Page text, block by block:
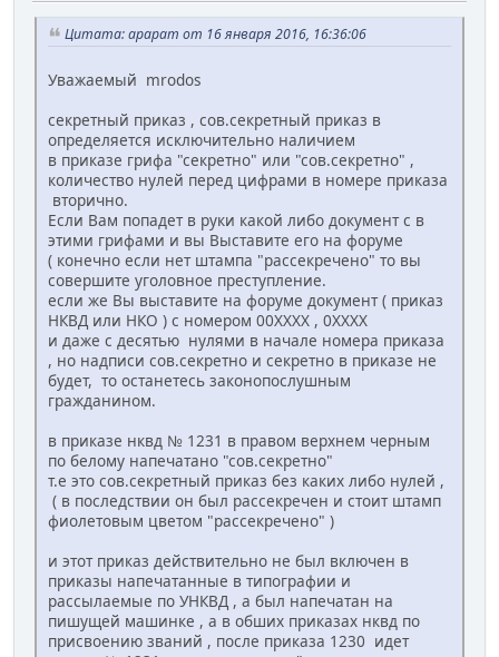
Цитата: арарат от 16 января 2016, 16:36:06
Уважаемый mrodos
секретный приказ , сов.секретный приказ в
определяется исключительно наличием
в приказе грифа "секретно" или "сов.секретно" ,
количество нулей перед цифрами в номере приказа
вторично.
Если Вам попадет в руки какой либо документ с в
этими грифами и вы Выставите его на форуме
( конечно если нет штампа "рассекречено" то вы
совершите уголовное преступление.
если же Вы выставите на форуме документ ( приказ
НКВД или НКО ) с номером 00ХХХХ , 0ХХХХ
и даже с десятью нулями в начале номера приказа
, но надписи сов.секретно и секретно в приказе не
будет, то останетесь законопослушным
гражданином.
в приказе нквд № 1231 в правом верхнем черным
по белому напечатано "сов.секретно"
т.е это сов.секретный приказ без каких либо нулей ,
( в последствии он был рассекречен и стоит штамп
фиолетовым цветом "рассекречено" )
и этот приказ действительно не был включен в
приказы напечатанные в типографии и
рассылаемые по УНКВД , а был напечатан на
пишущей машинке , а в обших приказах нквд по
присвоению званий , после приказа 1230 идет